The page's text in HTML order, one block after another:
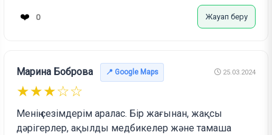
❤️ 0 Жауап беру
Марина Боброва 📍 Google Maps 25.03.2024
★★★☆☆
Менің сезімдерім аралас. Бір жағынан, жақсы
дәрігерлер, ақылды медбикелер және тамаша